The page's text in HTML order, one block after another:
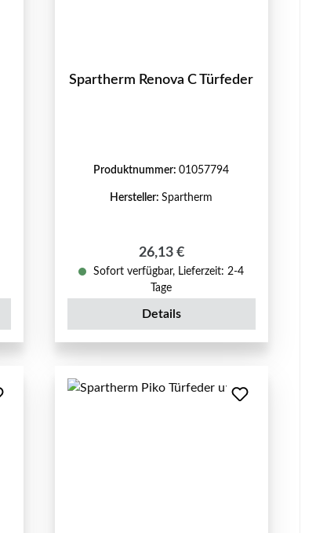
Spartherm Renova C Türfeder
Produktnummer:01057794
Hersteller:Spartherm
Regulärer Preis:
26,13 €
Sofort verfügbar, Lieferzeit: 2-4
Tage
Details